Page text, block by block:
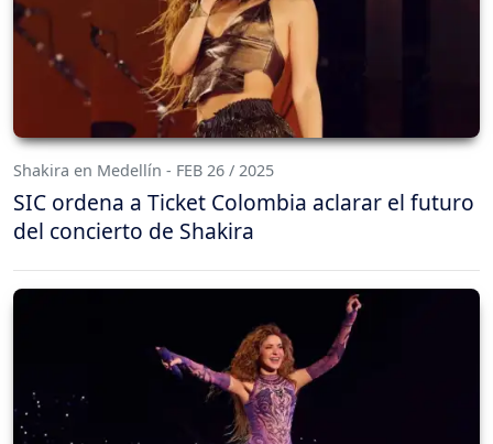
Shakira en Medellín - FEB 26 / 2025
SIC ordena a Ticket Colombia aclarar el futuro
del concierto de Shakira